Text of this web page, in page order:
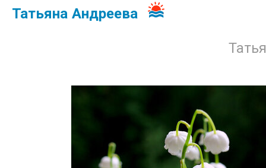
Татьяна Андреева